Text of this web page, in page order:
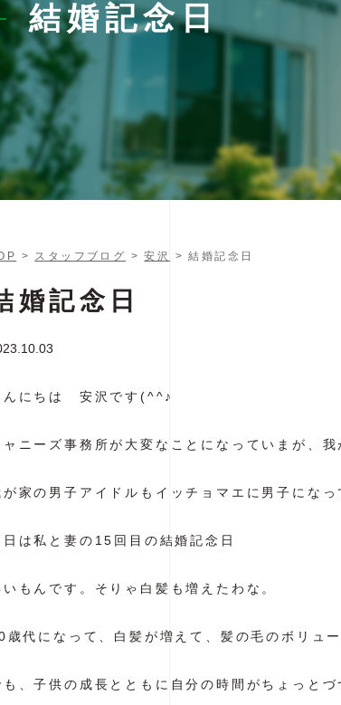
結婚記念日
> スタッフブログ >安沢 > 結婚記念日
婚記念日
んにちは 安沢です(^^♪
ャニーズ事務所が大変なことになっていまが、
が家の男子アイドルもイッチョマエに男子にな
日は私と妻の15回目の結婚記念日
いもんです。そりゃ白髪も増えたわな。
歳代になって、白髪が増えて、髪の毛のボリュ
も、子供の成長とともに自分の時間がちょっと